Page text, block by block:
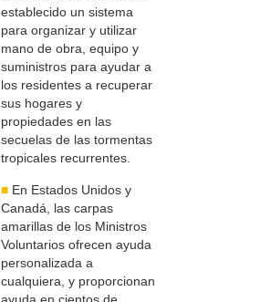
establecido un sistema
para organizar y utilizar
mano de obra, equipo y
suministros para ayudar a
los residentes a recuperar
sus hogares y
propiedades en las
secuelas de las tormentas
tropicales recurrentes.
■ En Estados Unidos y
Canadá, las carpas
amarillas de los Ministros
Voluntarios ofrecen ayuda
personalizada a
cualquiera, y proporcionan
ayuda en cientos de